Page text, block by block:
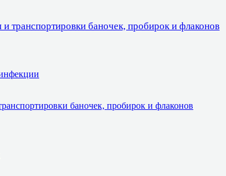
транспортировки баночек, пробирок и флаконов
баночек, пробирок и флаконов